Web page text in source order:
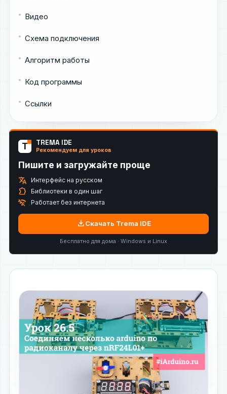
Видео
Схема подключения
Алгоритм работы
Код программы
Ссылки
T TREMA IDE
Рекомендуем для уроков
Пишите и загружайте проще
translate Интерфейс на русском
extension Библиотеки в один шаг
wifi_off Работает без интернета
downloadСкачать Trema IDE
Бесплатно для дома · Windows и Linux